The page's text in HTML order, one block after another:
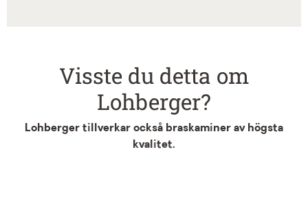
Visste du detta om
Lohberger?
Lohberger tillverkar också braskaminer av högsta
kvalitet.